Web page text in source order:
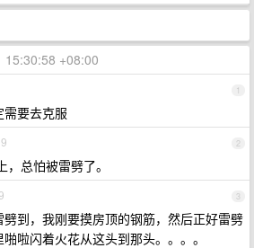
15:30:58 +08:00
1
要去克服
2
总怕被雷劈了。
3
到，我刚要摸房顶的钢筋，然后正好雷劈
啦闪着火花从这头到那头。。。。